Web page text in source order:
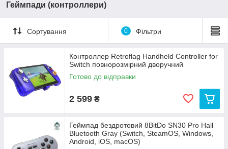
Геймпади (контроллери)
Сортування 0 Фільтри
Контроллер Retroflag Handheld Controller for
Switch повнорозмірний дворучний
Готово до відправки
2 599 ₴
Геймпад бездротовий 8BitDo SN30 Pro Hall
Bluetooth Gray (Switch, SteamOS, Windows,
Android, iOS, macOS)